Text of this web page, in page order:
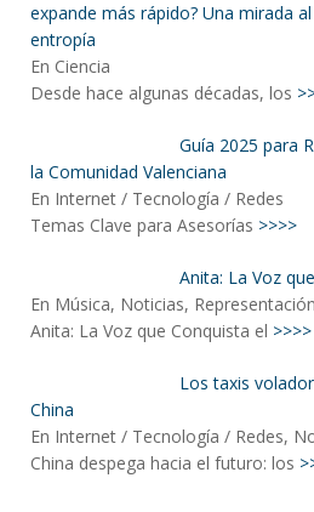
expande más rápido? Una mirada
entropía
En Ciencia
Desde hace algunas décadas, los
Guía 2025 para
la Comunidad Valenciana
En Internet / Tecnología / Redes
Temas Clave para Asesorías >>>>
Anita: La Voz
En Música, Noticias,
Anita: La Voz que Conquista el >>>>
Los taxis
China
En Internet / Tecnología / Redes,
China despega hacia el futuro: los